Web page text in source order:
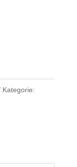
Kategorie: